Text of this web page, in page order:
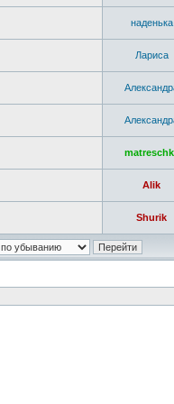
наденька
Лариса
Alik
Shurik